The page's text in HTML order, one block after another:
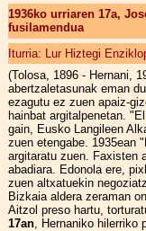
1936ko urriaren 17a,
fusilamendua
Iturria: Lur Hiztegi
(Tolosa, 1896 - Hernani,
abertzaletasunak eman
ezagutu ez zuen apaiz-
hainbat argitalpenetan.
gain, Eusko Langileen
zuen etengabe. 1935ean
argitaratu zuen. Faxisten
abadiara. Edonola ere,
zuen altxatuekin
Bizkaia aldera zeraman
Aitzol preso hartu,
17an, Hernaniko hilerriko